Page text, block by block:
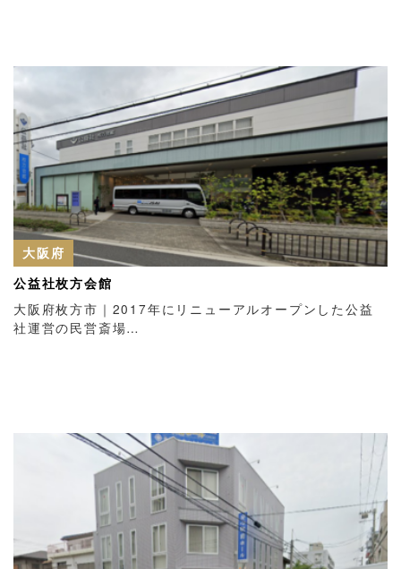
大阪府
公益社枚方会館
大阪府枚方市｜2017年にリニューアルオープンした公益
社運営の民営斎場…